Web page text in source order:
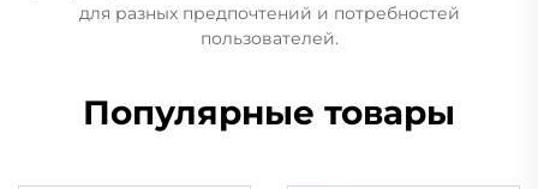
для разных предпочтений и потребностей
пользователей.
Популярные товары